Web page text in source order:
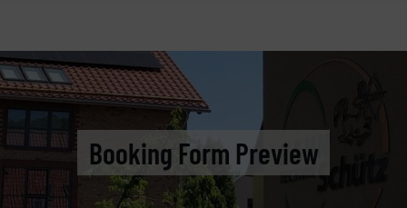
Booking Form Preview